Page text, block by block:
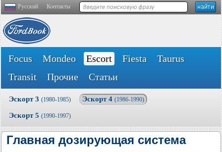
Русский Контакты
Focus Mondeo Escort Fiesta
Taurus
Transit
Прочие Статьи
Эскорт 3 (1980-1985) Эскорт 4 (1986-1990)
Эскорт 5 (1990-1997)
Главная дозирующая система